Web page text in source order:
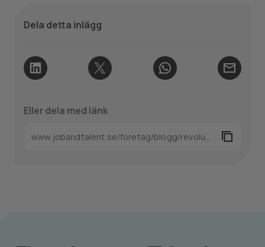
Dela detta inlägg
Eller dela med länk